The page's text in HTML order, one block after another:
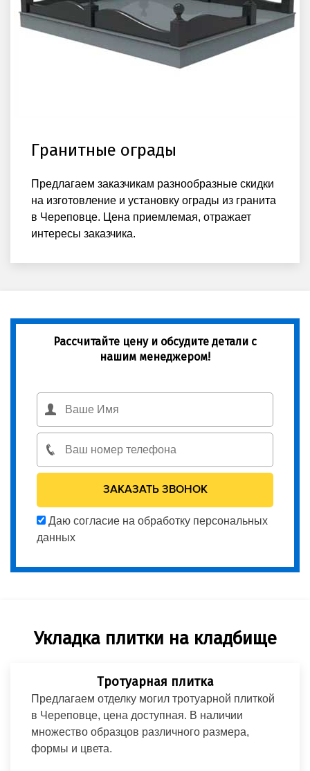
Гранитные ограды
Предлагаем заказчикам разнообразные скидки
на изготовление и установку ограды из гранита
в Череповце. Цена приемлемая, отражает
интересы заказчика.
Рассчитайте цену и обсудите детали с
нашим менеджером!
Даю согласие на обработку персональных
данных
Укладка плитки на кладбище
Тротуарная плитка
Предлагаем отделку могил тротуарной плиткой
в Череповце, цена доступная. В наличии
множество образцов различного размера,
формы и цвета.